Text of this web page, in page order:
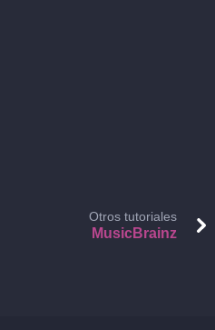
Otros tutoriales
MusicBrainz